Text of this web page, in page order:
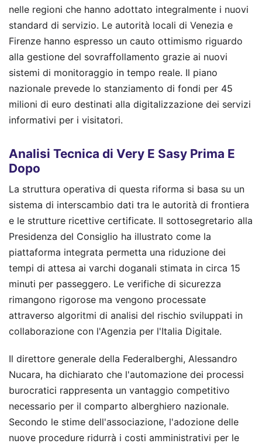
nelle regioni che hanno adottato integralmente i nuovi
standard di servizio. Le autorità locali di Venezia e
Firenze hanno espresso un cauto ottimismo riguardo
alla gestione del sovraffollamento grazie ai nuovi
sistemi di monitoraggio in tempo reale. Il piano
nazionale prevede lo stanziamento di fondi per 45
milioni di euro destinati alla digitalizzazione dei servizi
informativi per i visitatori.
Analisi Tecnica di Very E Sasy Prima E
Dopo
La struttura operativa di questa riforma si basa su un
sistema di interscambio dati tra le autorità di frontiera
e le strutture ricettive certificate. Il sottosegretario alla
Presidenza del Consiglio ha illustrato come la
piattaforma integrata permetta una riduzione dei
tempi di attesa ai varchi doganali stimata in circa 15
minuti per passeggero. Le verifiche di sicurezza
rimangono rigorose ma vengono processate
attraverso algoritmi di analisi del rischio sviluppati in
collaborazione con l'Agenzia per l'Italia Digitale.
Il direttore generale della Federalberghi, Alessandro
Nucara, ha dichiarato che l'automazione dei processi
burocratici rappresenta un vantaggio competitivo
necessario per il comparto alberghiero nazionale.
Secondo le stime dell'associazione, l'adozione delle
nuove procedure ridurrà i costi amministrativi per le